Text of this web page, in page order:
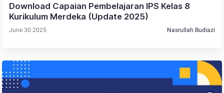
Download Capaian Pembelajaran IPS Kelas 8
Kurikulum Merdeka (Update 2025)
June 30 2025 Nasrullah Budiazi